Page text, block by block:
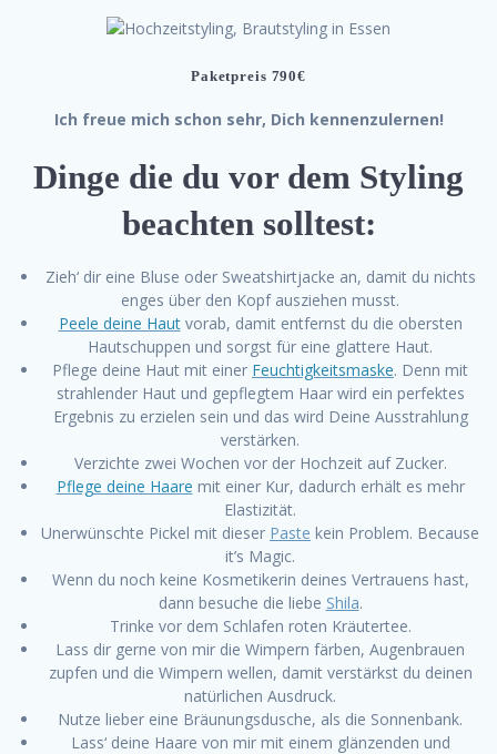
Paketpreis 790€
Ich freue mich schon sehr, Dich kennenzulernen!
Dinge die du vor dem Styling
beachten solltest:
Zieh‘ dir eine Bluse oder Sweatshirtjacke an, damit du nichts
enges über den Kopf ausziehen musst.
Peele deine Hautvorab, damit entfernst du die obersten
Hautschuppen und sorgst für eine glattere Haut.
Pflege deine Haut mit einer Feuchtigkeitsmaske. Denn mit
strahlender Haut und gepflegtem Haar wird ein perfektes
Ergebnis zu erzielen sein und das wird Deine Ausstrahlung
verstärken.
Verzichte zwei Wochen vor der Hochzeit auf Zucker.
Pflege deine Haare mit einer Kur, dadurch erhält es mehr
Elastizität.
Unerwünschte Pickel mit dieser Paste kein Problem. Because
it’s Magic.
Wenn du noch keine Kosmetikerin deines Vertrauens hast,
dann besuche die liebe Shila.
Trinke vor dem Schlafen roten Kräutertee.
Lass dir gerne von mir die Wimpern färben, Augenbrauen
zupfen und die Wimpern wellen, damit verstärkst du deinen
natürlichen Ausdruck.
Nutze lieber eine Bräunungsdusche, als die Sonnenbank.
Lass‘ deine Haare von mir mit einem glänzenden und